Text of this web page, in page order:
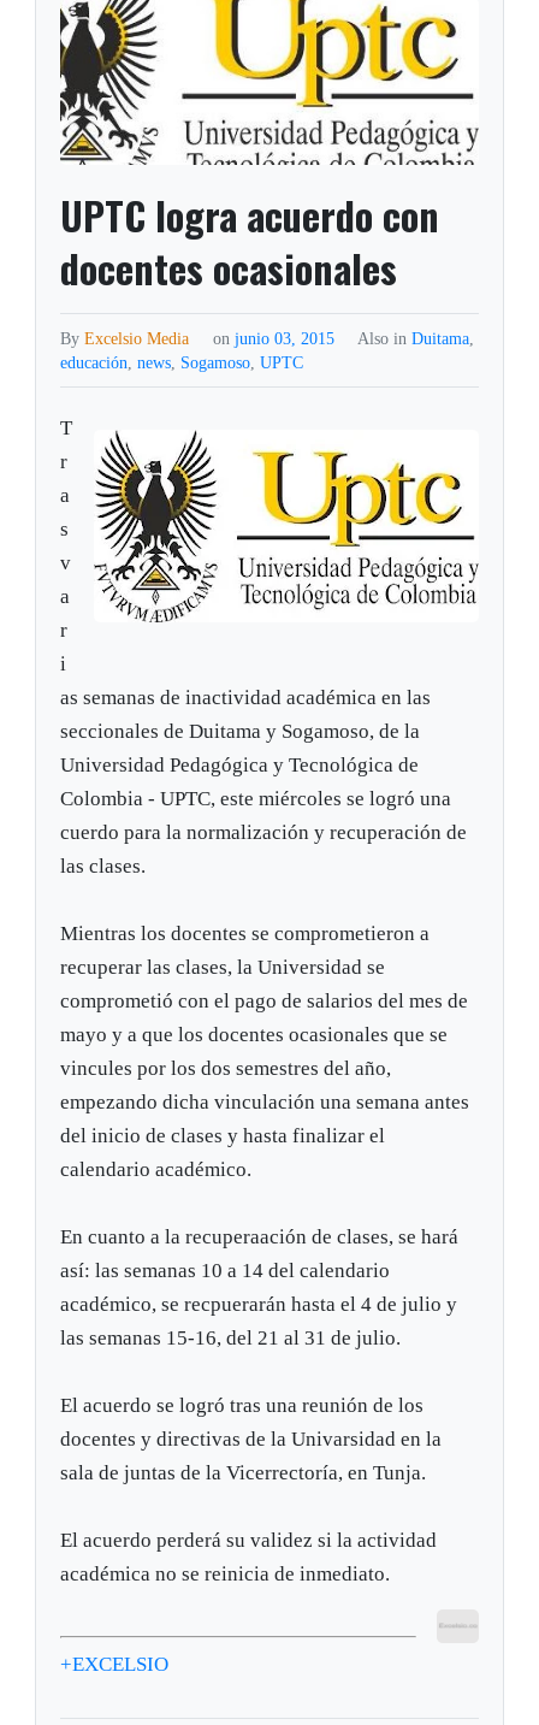
UPTC logra acuerdo con
docentes ocasionales
ByExcelsio Media on junio 03, 2015 Also in Duitama,
educación,news, Sogamoso,UPTC
T
r
a
s
v
a
r
i
as semanas de inactividad académica en las
seccionales de Duitama y Sogamoso, de la
Universidad Pedagógica y Tecnológica de
Colombia - UPTC, este miércoles se logró una
cuerdo para la normalización y recuperación de
las clases.
Mientras los docentes se comprometieron a
recuperar las clases, la Universidad se
comprometió con el pago de salarios del mes de
mayo y a que los docentes ocasionales que se
vincules por los dos semestres del año,
empezando dicha vinculación una semana antes
del inicio de clases y hasta finalizar el
calendario académico.
En cuanto a la recuperaación de clases, se hará
así: las semanas 10 a 14 del calendario
académico, se recpuerarán hasta el 4 de julio y
las semanas 15-16, del 21 al 31 de julio.
El acuerdo se logró tras una reunión de los
docentes y directivas de la Univarsidad en la
sala de juntas de la Vicerrectoría, en Tunja.
El acuerdo perderá su validez si la actividad
académica no se reinicia de inmediato.
+EXCELSIO